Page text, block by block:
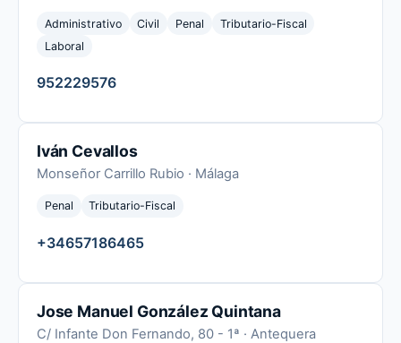
Administrativo Civil Penal
Tributario-Fiscal
Laboral
952229576
Iván Cevallos
Monseñor Carrillo Rubio · Málaga
Penal Tributario-Fiscal
+34657186465
Jose Manuel González Quintana
C/ Infante Don Fernando, 80 - 1ª · Antequera